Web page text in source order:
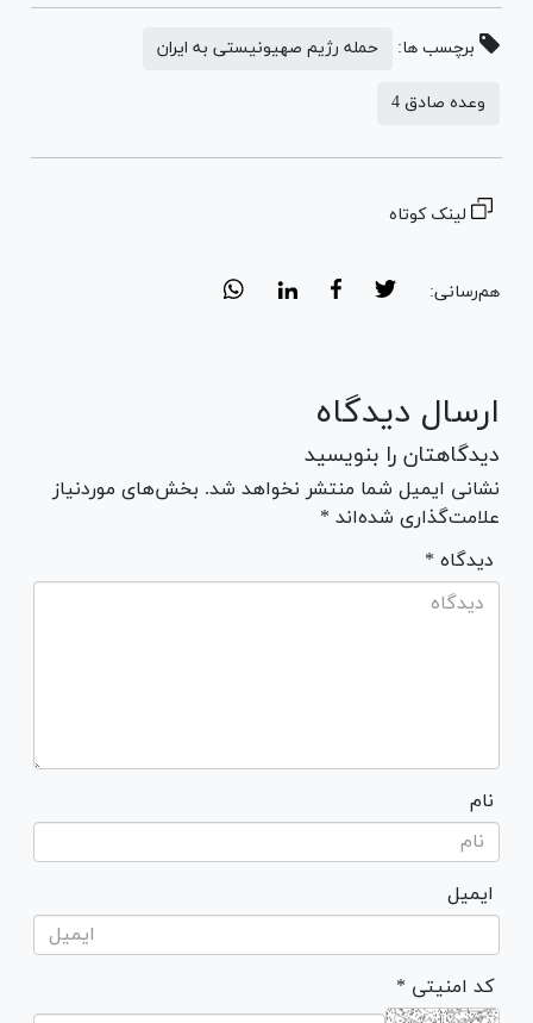
برچسب ها: حمله رژیم صهیونیستی به ایران
وعده صادق 4
لینک کوتاه
هم‌رسانی:
ارسال دیدگاه
دیدگاهتان را بنویسید
نشانی ایمیل شما منتشر نخواهد شد. بخش‌های موردنیاز
علامت‌گذاری شده‌اند *
* دیدگاه
نام
ایمیل
* کد امنیتی